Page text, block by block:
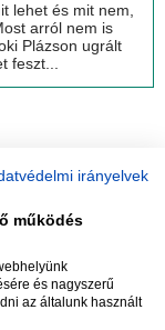
lehet és mit nem,
arról nem is
Plázson ugrált
feszt...
irányelvek
működés
és nagyszerű
az általunk használt